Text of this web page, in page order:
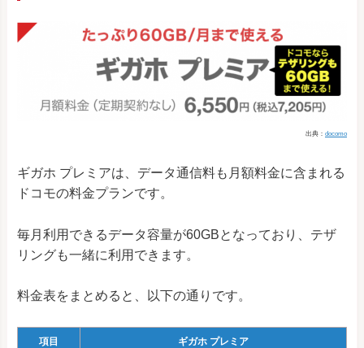
出典： docomo
ギガホ プレミアは、データ通信料も月額料金に含まれる
ドコモの料金プランです。
毎月利用できるデータ容量が60GBとなっており、テザ
リングも一緒に利用できます。
料金表をまとめると、以下の通りです。
項目 ギガホ プレミア